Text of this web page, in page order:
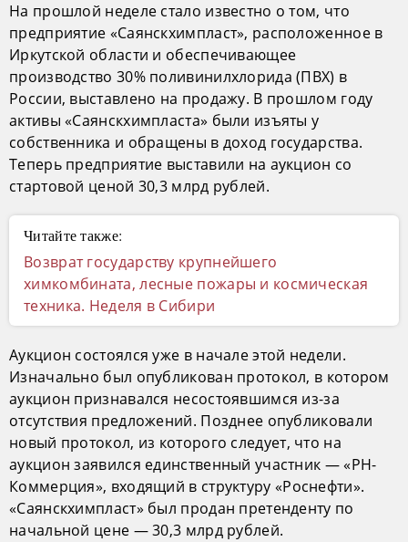
На прошлой неделе стало известно о том, что
предприятие «Саянскхимпласт», расположенное в
Иркутской области и обеспечивающее
производство 30% поливинилхлорида (ПВХ) в
России, выставлено на продажу. В прошлом году
активы «Саянскхимпласта» были изъяты у
собственника и обращены в доход государства.
Теперь предприятие выставили на аукцион со
стартовой ценой 30,3 млрд рублей.
Читайте также:
Возврат государству крупнейшего
химкомбината, лесные пожары и космическая
техника. Неделя в Сибири
Аукцион состоялся уже в начале этой недели.
Изначально был опубликован протокол, в котором
аукцион признавался несостоявшимся из-за
отсутствия предложений. Позднее опубликовали
новый протокол, из которого следует, что на
аукцион заявился единственный участник — «РН-
Коммерция», входящий в структуру «Роснефти».
«Саянскхимпласт» был продан претенденту по
начальной цене — 30,3 млрд рублей.